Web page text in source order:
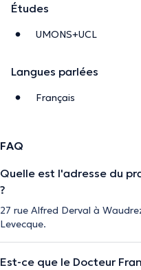
Études
UMONS+UCL
Langues parlées
Français
FAQ
Quelle est l'adresse du
?
27 rue Alfred Derval à
Levecque.
Est-ce que le Docteur